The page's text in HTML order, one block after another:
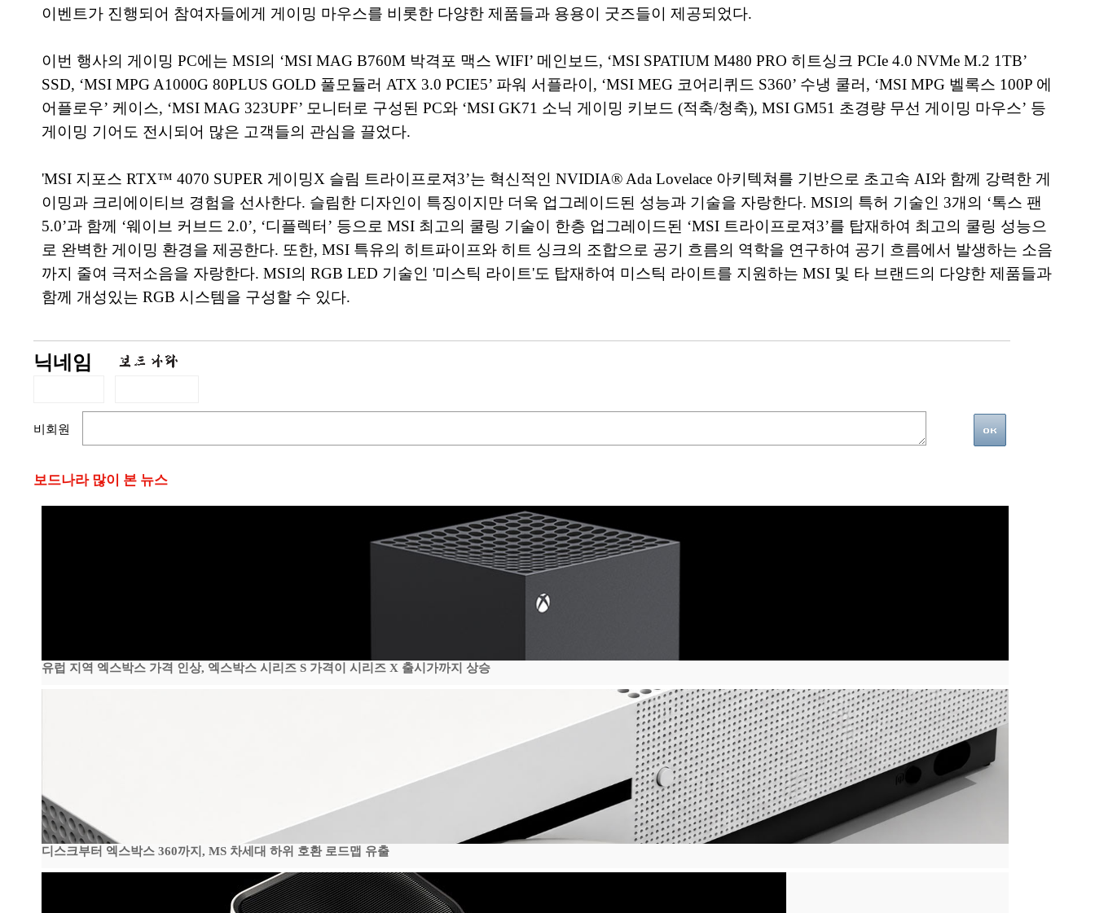
이벤트가 진행되어 참여자들에게 게이밍 마우스를 비롯한 다양한 제품들과 용용이 굿즈들이 제공되었다.
이번 행사의 게이밍 PC에는 MSI의 ‘MSI MAG B760M 박격포 맥스 WIFI’ 메인보드, ‘MSI SPATIUM M480 PRO 히트싱크 PCIe 4.0 NVMe M.2 1TB’
SSD, ‘MSI MPG A1000G 80PLUS GOLD 풀모듈러 ATX 3.0 PCIE5’ 파워 서플라이, ‘MSI MEG 코어리퀴드 S360’ 수냉 쿨러, ‘MSI MPG 벨록스 100P 에
어플로우’ 케이스, ‘MSI MAG 323UPF’ 모니터로 구성된 PC와 ‘MSI GK71 소닉 게이밍 키보드 (적축/청축), MSI GM51 초경량 무선 게이밍 마우스’ 등
게이밍 기어도 전시되어 많은 고객들의 관심을 끌었다.
'MSI 지포스 RTX™ 4070 SUPER 게이밍X 슬림 트라이프로져3’는 혁신적인 NVIDIA® Ada Lovelace 아키텍쳐를 기반으로 초고속 AI와 함께 강력한 게
이밍과 크리에이티브 경험을 선사한다. 슬림한 디자인이 특징이지만 더욱 업그레이드된 성능과 기술을 자랑한다. MSI의 특허 기술인 3개의 ‘톡스 팬
5.0’과 함께 ‘웨이브 커브드 2.0’, ‘디플렉터’ 등으로 MSI 최고의 쿨링 기술이 한층 업그레이드된 ‘MSI 트라이프로져3’를 탑재하여 최고의 쿨링 성능으
로 완벽한 게이밍 환경을 제공한다. 또한, MSI 특유의 히트파이프와 히트 싱크의 조합으로 공기 흐름의 역학을 연구하여 공기 흐름에서 발생하는 소음
까지 줄여 극저소음을 자랑한다. MSI의 RGB LED 기술인 '미스틱 라이트'도 탑재하여 미스틱 라이트를 지원하는 MSI 및 타 브랜드의 다양한 제품들과
함께 개성있는 RGB 시스템을 구성할 수 있다.
닉네임
비회원
보드나라 많이 본 뉴스
유럽 지역 엑스박스 가격 인상, 엑스박스 시리즈 S 가격이 시리즈 X 출시가까지 상승
디스크부터 엑스박스 360까지, MS 차세대 하위 호환 로드맵 유출